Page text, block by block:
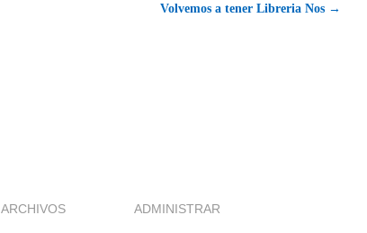
Volvemos a tener Libreria Nos →
ARCHIVOS ADMINISTRAR